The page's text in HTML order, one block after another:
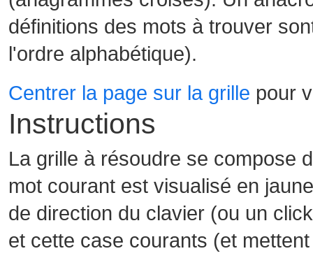
définitions des mots à trouver
l'ordre alphabétique).
Centrer la page sur la grille pour
Instructions
La grille à résoudre se compose
mot courant est visualisé en
de direction du clavier (ou un
et cette case courants (et